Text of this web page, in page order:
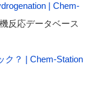
| Chem-
反応データベース
ク？ | Chem-Station